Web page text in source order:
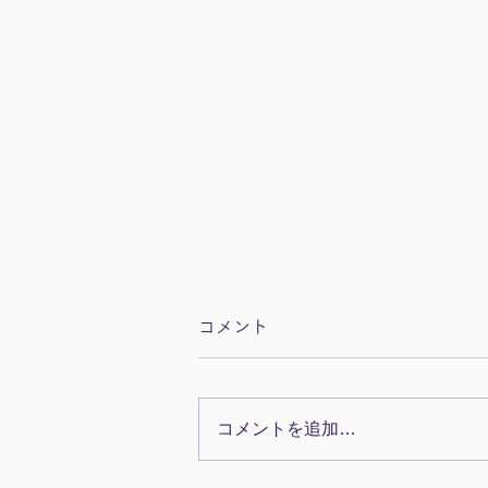
コメント
コメントを追加…